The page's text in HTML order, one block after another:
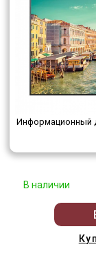
Информационный
В наличии